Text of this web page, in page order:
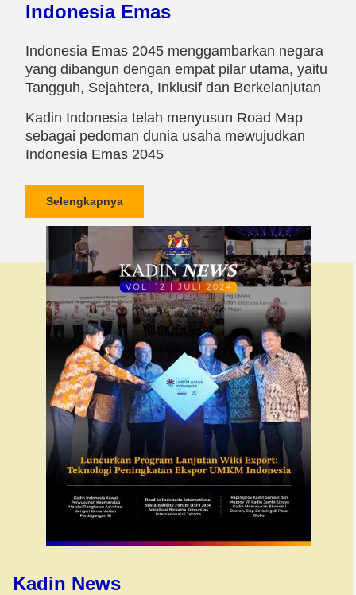
Indonesia Emas
Indonesia Emas 2045 menggambarkan negara
yang dibangun dengan empat pilar utama, yaitu
Tangguh, Sejahtera, Inklusif dan Berkelanjutan
Kadin Indonesia telah menyusun Road Map
sebagai pedoman dunia usaha mewujudkan
Indonesia Emas 2045
Selengkapnya
Kadin News